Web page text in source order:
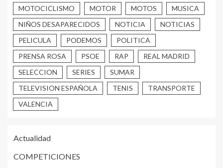
MOTOCICLISMO
MOTOR MOTOS
MUSICA
NIÑOS DESAPARECIDOS
NOTICIA
NOTICIAS
PELICULA
PODEMOS
POLITICA
PRENSA ROSA
PSOE RAP
REAL MADRID
SELECCION
SERIES
SUMAR
TELEVISION ESPAÑOLA
TENIS
TRANSPORTE
VALENCIA
Actualidad
COMPETICIONES